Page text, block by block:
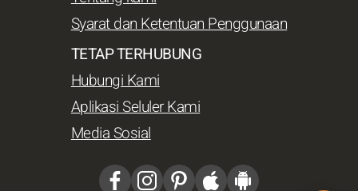
Syarat dan Ketentuan Penggunaan
TETAP TERHUBUNG
Hubungi Kami
Aplikasi Seluler Kami
Media Sosial